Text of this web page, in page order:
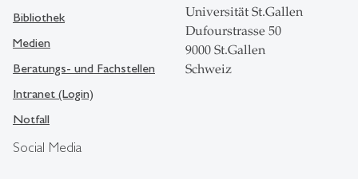
Social Media
Bibliothek
Medien
Beratungs- und Fachstellen
Intranet (Login)
Notfall
Universität St.Gallen
Dufourstrasse 50
9000 St.Gallen
Schweiz